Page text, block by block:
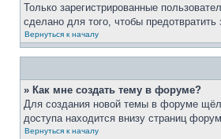
Только зарегистрированные
сделано для того, чтобы
Вернуться к началу
» Как мне создать тему в форуме?
Для создания новой темы в форуме
доступа находится внизу страниц
Вернуться к началу